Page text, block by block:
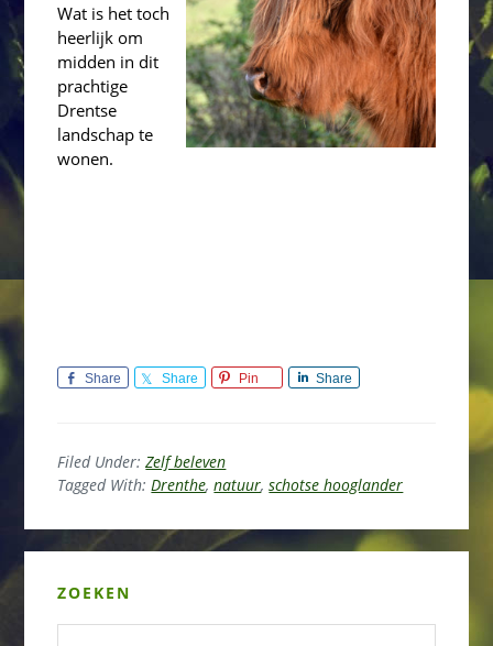
Wat is het toch
heerlijk om
midden in dit
prachtige
Drentse
landschap te
wonen.
Share Share Pin Share
Filed Under:Zelf beleven
Tagged With: Drenthe,natuur,schotse hooglander
Primary
Sidebar
ZOEKEN